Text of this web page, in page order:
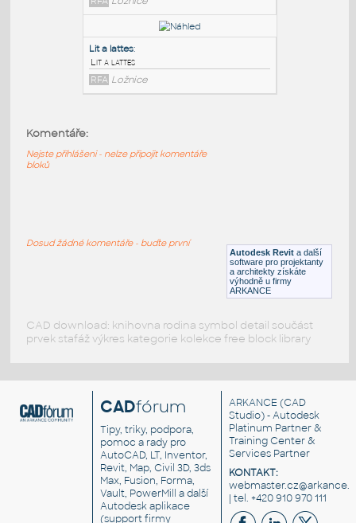
Lit double - 02:
Lit double - 02
RFA Ložnice
RFA Ložnice
Autodesk Revit a další
software pro projektanty
a architekty získáte
výhodně u firmy
ARKANCE
Komentáře:
Nejste přihlášeni - nelze připojit komentáře
bloků
Dosud žádné komentáře - buďte první
CAD download: knihovna rodina symbol detail součást
prvek stafáž výkres kategorie kolekce free block library
CADfórum
Tipy, triky, podpora,
pomoc a rady pro
AutoCAD, LT, Inventor,
Revit, Map, Civil 3D, 3ds
Max, Fusion, Forma,
Vault, PowerMill a další
Autodesk aplikace
(support firmy
ARKANCE (CAD
Studio) - Autodesk
Platinum Partner &
Training Center &
Services Partner
KONTAKT:
| tel. +420 910 970 111